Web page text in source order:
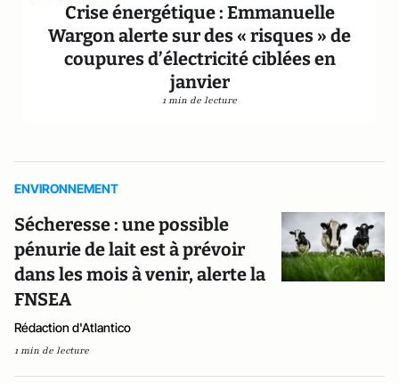
Crise énergétique : Emmanuelle
Wargon alerte sur des « risques » de
coupures d’électricité ciblées en
janvier
1 min de lecture
ENVIRONNEMENT
Sécheresse : une possible
pénurie de lait est à prévoir
dans les mois à venir, alerte la
FNSEA
Rédaction d'Atlantico
1 min de lecture